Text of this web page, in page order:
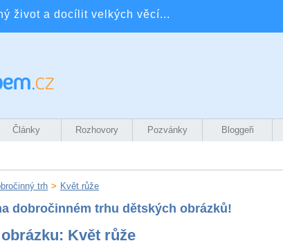
život a docílit velkých věcí...
Články Rozhovory Pozvánky Bloggeři
trh > Květ růže
dobročinném trhu dětských obrázků!
Květ růže